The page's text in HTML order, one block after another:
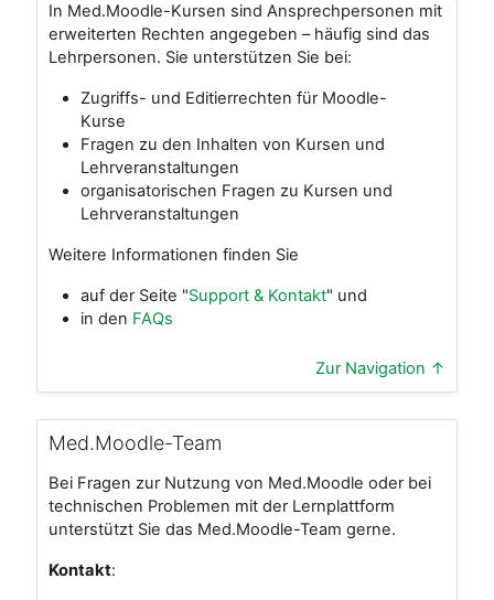
In Med.Moodle-Kursen sind Ansprechpersonen mit
erweiterten Rechten angegeben – häufig sind das
Lehrpersonen. Sie unterstützen Sie bei:
Zugriffs- und Editierrechten für Moodle-
Kurse
Fragen zu den Inhalten von Kursen und
Lehrveranstaltungen
organisatorischen Fragen zu Kursen und
Lehrveranstaltungen
Weitere Informationen finden Sie
auf der Seite "Support & Kontakt" und
in den FAQs
Zur Navigation ↑
Med.Moodle-Team
Bei Fragen zur Nutzung von Med.Moodle oder bei
technischen Problemen mit der Lernplattform
unterstützt Sie das Med.Moodle-Team gerne.
Kontakt: